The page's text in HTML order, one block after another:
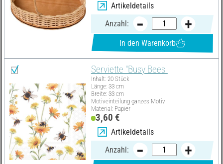
Artikeldetails
Anzahl:
In den Warenkorb
Serviette "Busy Bees"
Inhalt: 20 Stück
Länge: 33 cm
Breite: 33 cm
Motiveinteilung ganzes Motiv
Material: Papier
3,60 €
Artikeldetails
Anzahl: